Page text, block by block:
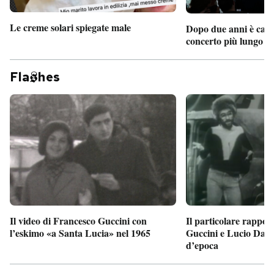
Le creme solari spiegate male
Dopo due anni è
concerto più lungo
Fla hes
Il video di Francesco Guccini con
l’eskimo «a Santa Lucia» nel 1965
Il particolare
Guccini e Lucio
d’epoca